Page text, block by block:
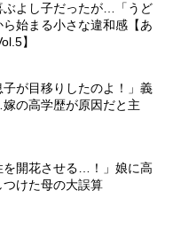
ぶよし子だったが…「うど
始まる小さな違和感【あ
】
子が目移りしたのよ！」義
の高学歴が原因だと主
を開花させる…！」娘に高
けた母の大誤算